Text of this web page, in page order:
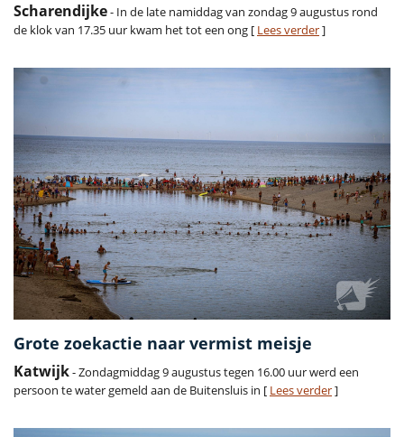
Scharendijke- In de late namiddag van zondag 9 augustus rond
de klok van 17.35 uur kwam het tot een ong [ Lees verder]
Grote zoekactie naar vermist meisje
Katwijk- Zondagmiddag 9 augustus tegen 16.00 uur werd een
persoon te water gemeld aan de Buitensluis in [ Lees verder]